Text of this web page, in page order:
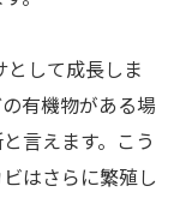
として成長しま
有機物がある場
言えます。こう
はさらに繁殖し